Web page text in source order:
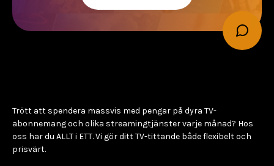
Trött att spendera massvis med pengar på dyra TV-
abonnemang och olika streamingtjänster varje månad? Hos
oss har du ALLT i ETT. Vi gör ditt TV-tittande både flexibelt och
prisvärt.